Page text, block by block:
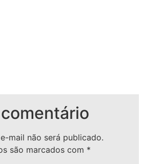
mail não será publicado.
são marcados com *